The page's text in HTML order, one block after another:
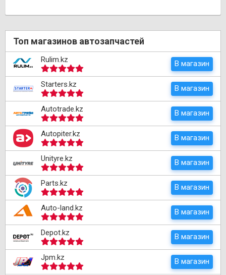
Топ магазинов автозапчастей
Rulim.kz В магазин
Starters.kz В магазин
Autotrade.kz В магазин
Autopiter.kz В магазин
Unityre.kz В магазин
Parts.kz В магазин
Auto-land.kz В магазин
Depot.kz В магазин
Jpm.kz В магазин